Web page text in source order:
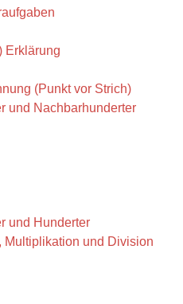
Erklärung
(Punkt vor Strich)
und Nachbarhunderter
und Hunderter
Multiplikation und Division